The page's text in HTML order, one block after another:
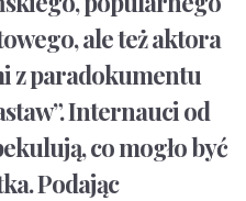
ale też aktora
z paradokumentu
Internauci od
co mogło być
Podając